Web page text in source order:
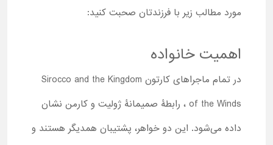
مورد مطالب زیر با فرزندتان صحبت کنید:
اهمیت خانواده
در تمام ماجراهای کارتون Sirocco and the Kingdom
of the Winds ، رابطۀ صمیمانۀ ژولیت و کارمن نشان
داده می‌شود. این دو خواهر، پشتیبان همدیگر هستند و